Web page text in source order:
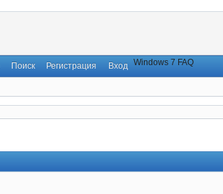
Поиск Регистрация Вход Windows 7 FAQ